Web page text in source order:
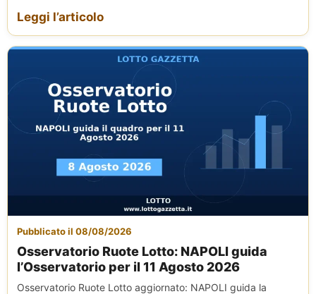
Leggi l’articolo
Pubblicato il 08/08/2026
Osservatorio Ruote Lotto: NAPOLI guida
l’Osservatorio per il 11 Agosto 2026
Osservatorio Ruote Lotto aggiornato: NAPOLI guida la